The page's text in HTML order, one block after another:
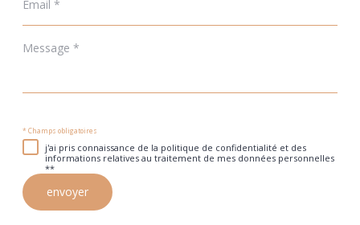
*
Message
* Champs obligatoires
j'ai pris connaissance de la politique de confidentialité et des
informations relatives au traitement de mes données personnelles
**
envoyer